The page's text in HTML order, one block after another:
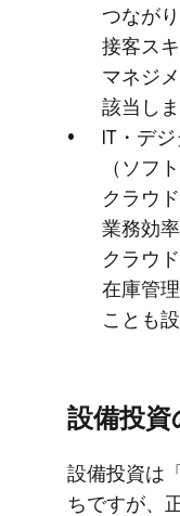
つなが
接客ス
マネジ
該当しま
IT・​デ
（ソフ
クラウ
業務効
クラウ
在庫管
ことも​
設備投資
設備投資は​
ちですが、​